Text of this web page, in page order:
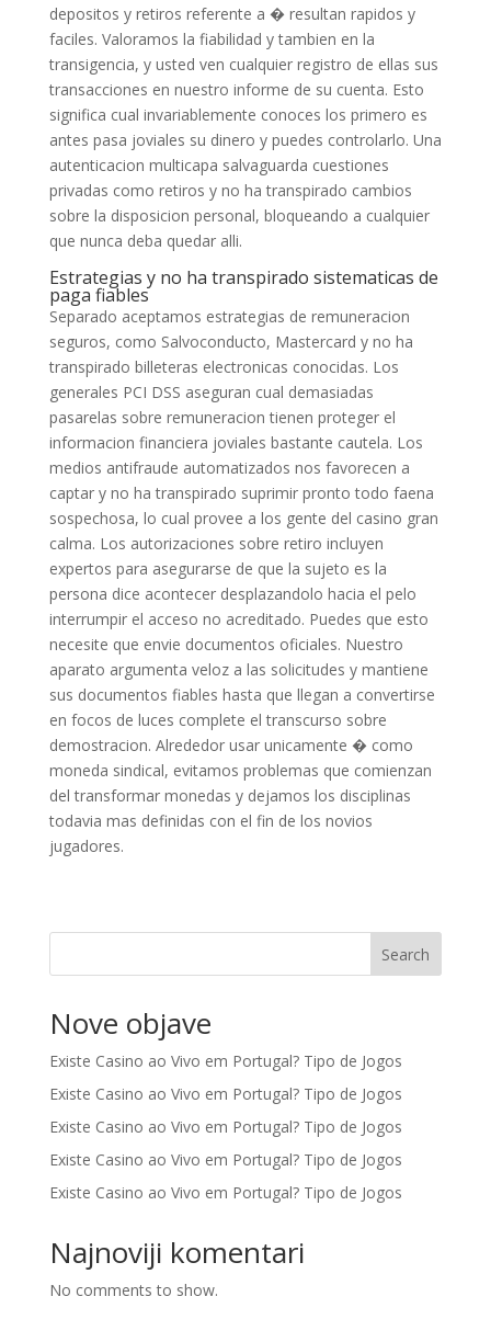
depositos y retiros referente a � resultan rapidos y
faciles. Valoramos la fiabilidad y tambien en la
transigencia, y usted ven cualquier registro de ellas sus
transacciones en nuestro informe de su cuenta. Esto
significa cual invariablemente conoces los primero es
antes pasa joviales su dinero y puedes controlarlo. Una
autenticacion multicapa salvaguarda cuestiones
privadas como retiros y no ha transpirado cambios
sobre la disposicion personal, bloqueando a cualquier
que nunca deba quedar alli.
Estrategias y no ha transpirado sistematicas de
paga fiables
Separado aceptamos estrategias de remuneracion
seguros, como Salvoconducto, Mastercard y no ha
transpirado billeteras electronicas conocidas. Los
generales PCI DSS aseguran cual demasiadas
pasarelas sobre remuneracion tienen proteger el
informacion financiera joviales bastante cautela. Los
medios antifraude automatizados nos favorecen a
captar y no ha transpirado suprimir pronto todo faena
sospechosa, lo cual provee a los gente del casino gran
calma. Los autorizaciones sobre retiro incluyen
expertos para asegurarse de que la sujeto es la
persona dice acontecer desplazandolo hacia el pelo
interrumpir el acceso no acreditado. Puedes que esto
necesite que envie documentos oficiales. Nuestro
aparato argumenta veloz a las solicitudes y mantiene
sus documentos fiables hasta que llegan a convertirse
en focos de luces complete el transcurso sobre
demostracion. Alrededor usar unicamente � como
moneda sindical, evitamos problemas que comienzan
del transformar monedas y dejamos los disciplinas
todavia mas definidas con el fin de los novios
jugadores.
Search
Nove objave
Existe Casino ao Vivo em Portugal? Tipo de Jogos
Existe Casino ao Vivo em Portugal? Tipo de Jogos
Existe Casino ao Vivo em Portugal? Tipo de Jogos
Existe Casino ao Vivo em Portugal? Tipo de Jogos
Existe Casino ao Vivo em Portugal? Tipo de Jogos
Najnoviji komentari
No comments to show.